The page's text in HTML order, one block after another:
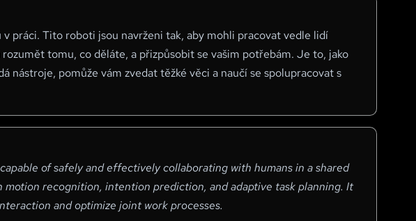
práci. Tito roboti jsou navrženi tak, aby mohli pracovat vedle lidí
tomu, co děláte, a přizpůsobit se vašim potřebám. Je to, jako
nástroje, pomůže vám zvedat těžké věci a naučí se spolupracovat s
of safely and effectively collaborating with humans in a shared
motion recognition, intention prediction, and adaptive task planning. It
and optimize joint work processes.